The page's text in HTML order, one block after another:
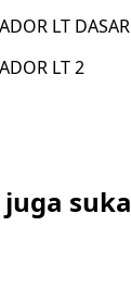
LT DASAR
LT 2
suka